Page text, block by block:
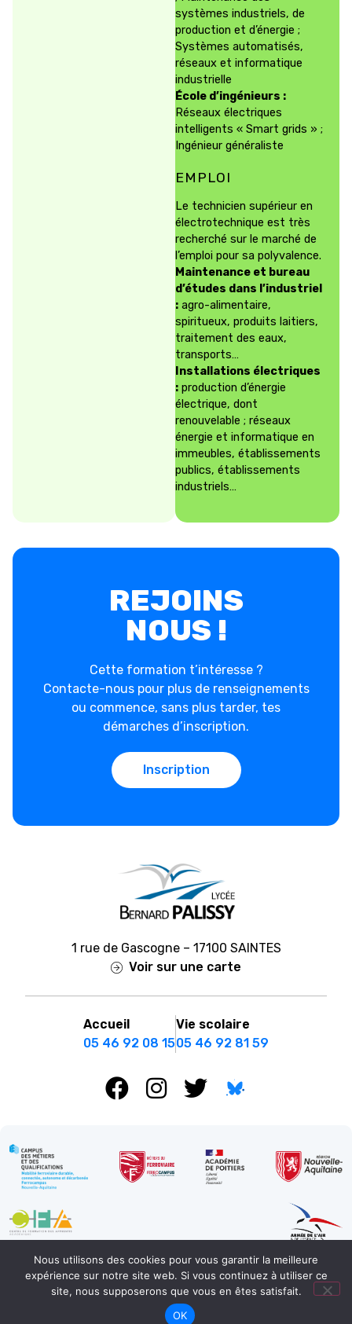
systèmes industriels, de
production et d’énergie ;
Systèmes automatisés,
réseaux et informatique
industrielle
École d’ingénieurs :
Réseaux électriques
intelligents « Smart grids » ;
Ingénieur généraliste
EMPLOI
Le technicien supérieur en
électrotechnique est très
recherché sur le marché de
l’emploi pour sa polyvalence.
Maintenance et bureau
d’études dans l’industriel
:agro-alimentaire,
spiritueux, produits laitiers,
traitement des eaux,
transports…
Installations électriques
:production d’énergie
électrique, dont
renouvelable ; réseaux
énergie et informatique en
immeubles, établissements
publics, établissements
industriels…
REJOINS
NOUS !
Cette formation t’intéresse ?
Contacte-nous pour plus de renseignements
ou commence, sans plus tarder, tes
démarches d’inscription.
Inscription
1 rue de Gascogne – 17100 SAINTES
Voir sur une carte
Accueil
05 46 92 08 15
Vie scolaire
05 46 92 81 59
Mentions légales Réalisation : Ekole.fr
Nous utilisons des cookies pour vous garantir la meilleure
expérience sur notre site web. Si vous continuez à utiliser ce
site, nous supposerons que vous en êtes satisfait.
OK
Engagé pour l’environnement : compensation de l’impact